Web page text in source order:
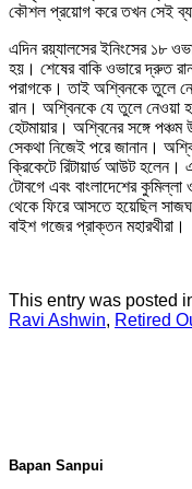
কৌশল প্রয়োগ করে তখন সেই
এদিন রয়্যালসের ইনিংসের ১৮
হয়। শেষের বাকি ওভারে দ্রুত
পরাগকে। তাই অশ্বিনকে তুলে
রান। অশ্বিনকে যে তুলে নেওয়া
হেটমায়ার। অশ্বিনের সঙ্গে পঞ্চম
সেকথা নিজেই পরে জানান।
ক্রিকেটে রিটায়ার্ড আউট হলেন।
টোবগে এবং বাংলাদেশের
থেকে ফিরে আসতে হয়েছিল
বাইশ গজের প্রাক্তন মহারথীরা।
This entry was posted
Ravi Ashwin, Retired
Bapan Sanpui